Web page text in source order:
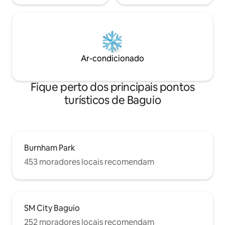
Ar-condicionado
Fique perto dos principais pontos
turísticos de Baguio
Burnham Park
453 moradores locais recomendam
SM City Baguio
252 moradores locais recomendam